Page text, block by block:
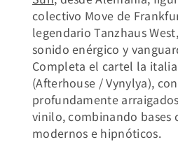
colectivo Move de
legendario Tanzhaus
sonido enérgico y
Completa el cartel la
(Afterhouse / Vynylya),
profundamente
vinilo, combinando bases
modernos e hipnóticos.